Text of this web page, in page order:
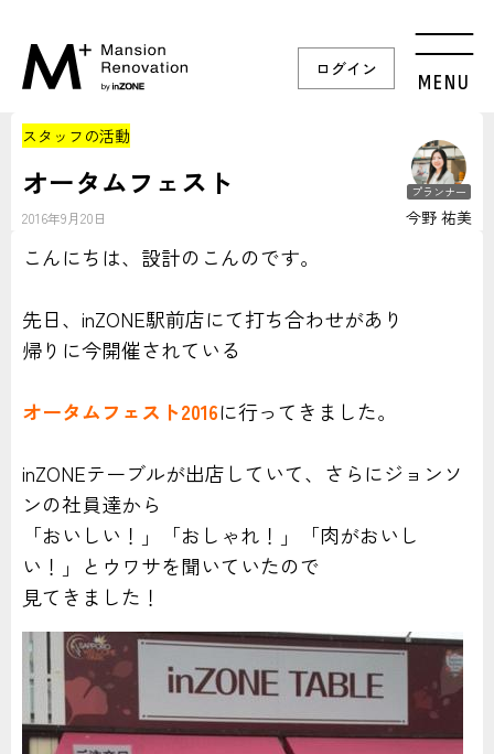
ログイン
MENU
スタッフの活動
オータムフェスト
2016年9月20日
プランナー
今野 祐美
こんにちは、設計のこんのです。
先日、inZONE駅前店にて打ち合わせがあり
帰りに今開催されている
オータムフェスト2016に行ってきました。
inZONEテーブルが出店していて、さらにジョンソ
ンの社員達から
「おいしい！」「おしゃれ！」「肉がおいし
い！」とウワサを聞いていたので
見てきました！